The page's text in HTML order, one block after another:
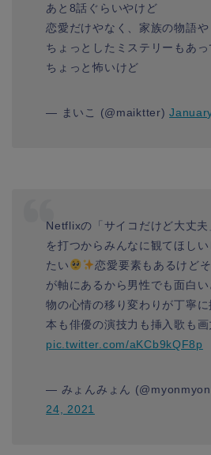
あと8話ぐらいやけど
恋愛だけやなく、家族の物語や
ちょっとしたミステリーもあっ
ちょっと怖いけど
— まいこ (@maiktter)
Netflixの「サイコだけど大丈
を打つからみんなに観てほし
たい
恋愛要素もあるけど
が軸にあるから男性でも面白
物の心情の移り変わりが丁寧
本も俳優の演技力も挿入歌も画
pic.twitter.com/aKCb9kQF8p
— みょんみょん
24, 2021